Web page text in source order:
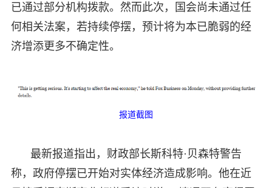
已通过部分机构拨款。然而此次，国会尚未通过任
何相关法案，若持续停摆，预计将为本已脆弱的经
济增添更多不确定性。
报道截图
最新报道指出，财政部长斯科特·贝森特警告
称，政府停摆已开始对实体经济造成影响。他在近